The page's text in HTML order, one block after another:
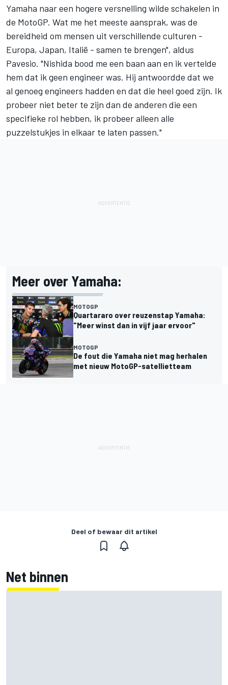
Yamaha naar een hogere versnelling wilde schakelen in
de MotoGP. Wat me het meeste aansprak, was de
bereidheid om mensen uit verschillende culturen -
Europa, Japan, Italië - samen te brengen", aldus
Pavesio. "Nishida bood me een baan aan en ik vertelde
hem dat ik geen engineer was. Hij antwoordde dat we
al genoeg engineers hadden en dat die heel goed zijn. Ik
probeer niet beter te zijn dan de anderen die een
specifieke rol hebben, ik probeer alleen alle
puzzelstukjes in elkaar te laten passen."
Meer over Yamaha:
MOTOGP
Quartararo over reuzenstap Yamaha:
"Meer winst dan in vijf jaar ervoor"
MOTOGP
De fout die Yamaha niet mag herhalen
met nieuw MotoGP-satellietteam
Deel of bewaar dit artikel
Net binnen